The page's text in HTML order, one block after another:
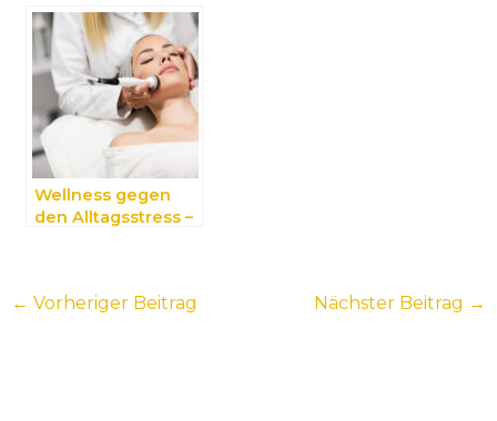
Wellness gegen
den Alltagsstress –
← Vorheriger Beitrag Nächster Beitrag →